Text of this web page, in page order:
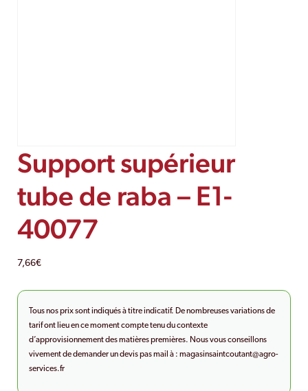
Support supérieur
tube de raba – E1-
40077
7,66€
Tous nos prix sont indiqués à titre indicatif. De nombreuses variations de
tarif ont lieu en ce moment compte tenu du contexte
d’approvisionnement des matières premières. Nous vous conseillons
vivement de demander un devis pas mail à : magasinsaintcoutant@agro-
services.fr